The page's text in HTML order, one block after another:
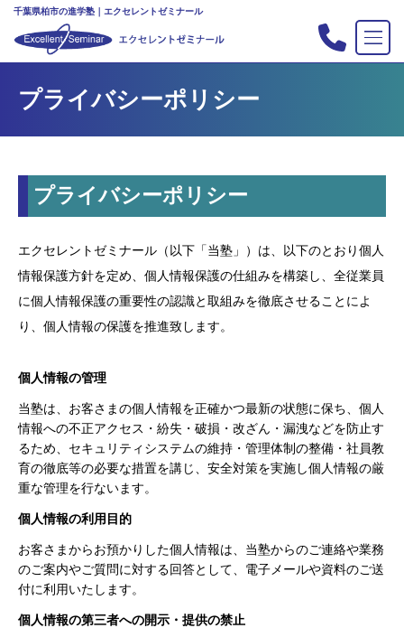
千葉県柏市の進学塾｜エクセレントゼミナール
塾の紹介
合格実績
入会案内
教室案内
新・主宰のブログ
私立中高リンク集
プライバシーポリシー
プライバシーポリシー
エクセレントゼミナール（以下「当塾」）は、以下のとおり個人
情報保護方針を定め、個人情報保護の仕組みを構築し、全従業員
に個人情報保護の重要性の認識と取組みを徹底させることによ
り、個人情報の保護を推進致します。
個人情報の管理
当塾は、お客さまの個人情報を正確かつ最新の状態に保ち、個人
情報への不正アクセス・紛失・破損・改ざん・漏洩などを防止す
るため、セキュリティシステムの維持・管理体制の整備・社員教
育の徹底等の必要な措置を講じ、安全対策を実施し個人情報の厳
重な管理を行ないます。
個人情報の利用目的
お客さまからお預かりした個人情報は、当塾からのご連絡や業務
のご案内やご質問に対する回答として、電子メールや資料のご送
付に利用いたします。
個人情報の第三者への開示・提供の禁止